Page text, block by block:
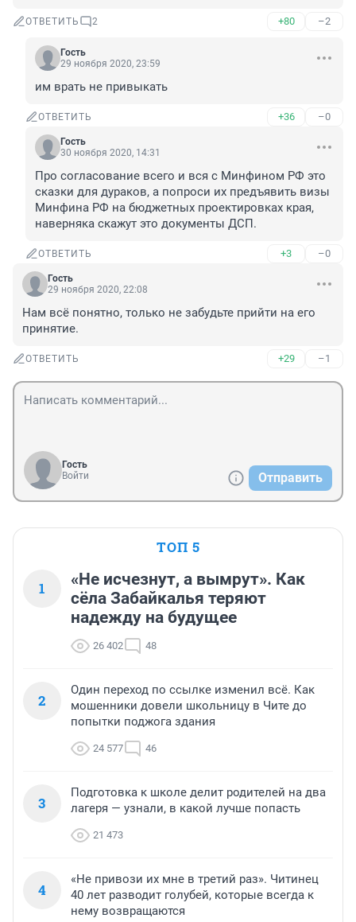
ОТВЕТИТЬ 2 +80 –2
Гость
29 ноября 2020, 23:59
им врать не привыкать
ОТВЕТИТЬ +36 –0
Гость
30 ноября 2020, 14:31
Про согласование всего и вся с Минфином РФ это
сказки для дураков, а попроси их предъявить визы
Минфина РФ на бюджетных проектировках края,
наверняка скажут это документы ДСП.
ОТВЕТИТЬ +3 –0
Гость
29 ноября 2020, 22:08
Нам всё понятно, только не забудьте прийти на его
принятие.
ОТВЕТИТЬ +29 –1
Гость
Войти
Отправить
ТОП 5
1
«Не исчезнут, а вымрут». Как
сёла Забайкалья теряют
надежду на будущее
26 402 48
2
Один переход по ссылке изменил всё. Как
мошенники довели школьницу в Чите до
попытки поджога здания
24 577 46
3
Подготовка к школе делит родителей на два
лагеря — узнали, в какой лучше попасть
21 473
4
«Не привози их мне в третий раз». Читинец
40 лет разводит голубей, которые всегда к
нему возвращаются